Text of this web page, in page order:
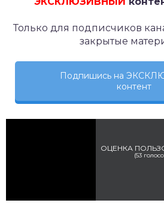
Только для подписчиков
закрытые
Подпишись на
контент
ОЦЕНКА
(53